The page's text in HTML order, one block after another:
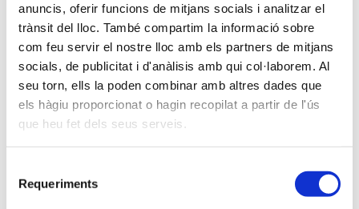
anuncis, oferir funcions de mitjans socials i analitzar el
trànsit del lloc. També compartim la informació sobre
com feu servir el nostre lloc amb els partners de mitjans
socials, de publicitat i d'anàlisis amb qui col·laborem. Al
seu torn, ells la poden combinar amb altres dades que
els hàgiu proporcionat o hagin recopilat a partir de l'ús
que heu fet dels seus serveis.
Requeriments
Argentina
2025-06-09
Obres al Carrer Maresme
2025-05-23
Obres xarxa aigua potable c/Vidal i
Barraquer